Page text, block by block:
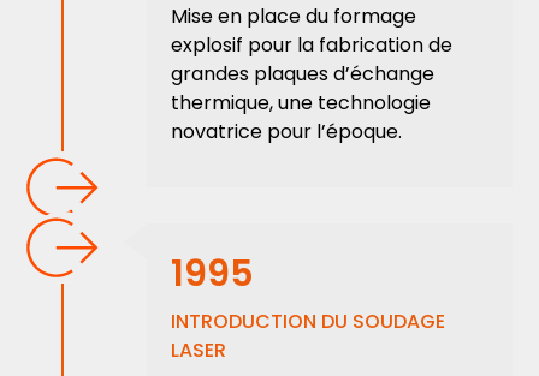
Mise en place du formage
explosif pour la fabrication de
grandes plaques d’échange
thermique, une technologie
novatrice pour l’époque.
1995
INTRODUCTION DU SOUDAGE
LASER